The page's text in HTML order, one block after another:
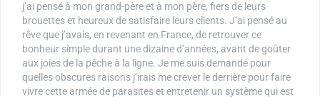
j’ai pensé à mon grand-père et à mon père, fiers de leurs
brouettes et heureux de satisfaire leurs clients. J’ai pensé au
rêve que j’avais, en revenant en France, de retrouver ce
bonheur simple durant une dizaine d’années, avant de goûter
aux joies de la pêche à la ligne. Je me suis demandé pour
quelles obscures raisons j’irais me crever le derrière pour faire
vivre cette armée de parasites et entretenir un système qui est